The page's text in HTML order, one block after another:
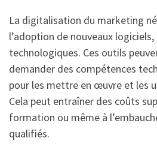
La digitalisation du marketing
l’adoption de nouveaux
technologiques. Ces outils
demander des compétences
pour les mettre en œuvre et les
Cela peut entraîner des coûts
formation ou même à
qualifiés.